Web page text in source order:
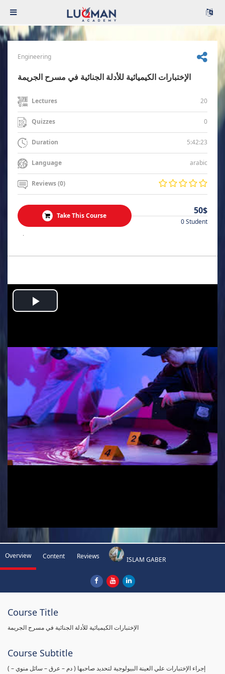
Engineering
الإختبارات الكيميائية للأدلة الجنائية في مسرح الجريمة
Lectures 20
Quizzes 0
Duration 5:42:23
Language arabic
Reviews (0)
Take This Course 50$
0 Student
.
Play
Overview Content Reviews ISLAM GABER
Course Title
الإختبارات الكيميائية للأدلة الجنائية في مسرح الجريمة
Course Subtitle
( إجراء الإختبارات علي العينة البيولوجية لتحديد صاحبها ( دم – عرق – سائل منوي –